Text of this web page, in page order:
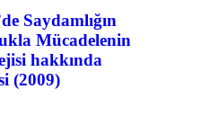
Saydamlığın
Mücadelenin
hakkında
(2009)